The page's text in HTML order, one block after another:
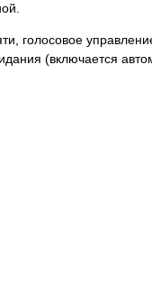
голосовое
(включается